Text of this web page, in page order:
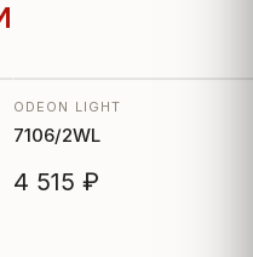
ODEON LIGHT
7106/2WL
4 515 ₽